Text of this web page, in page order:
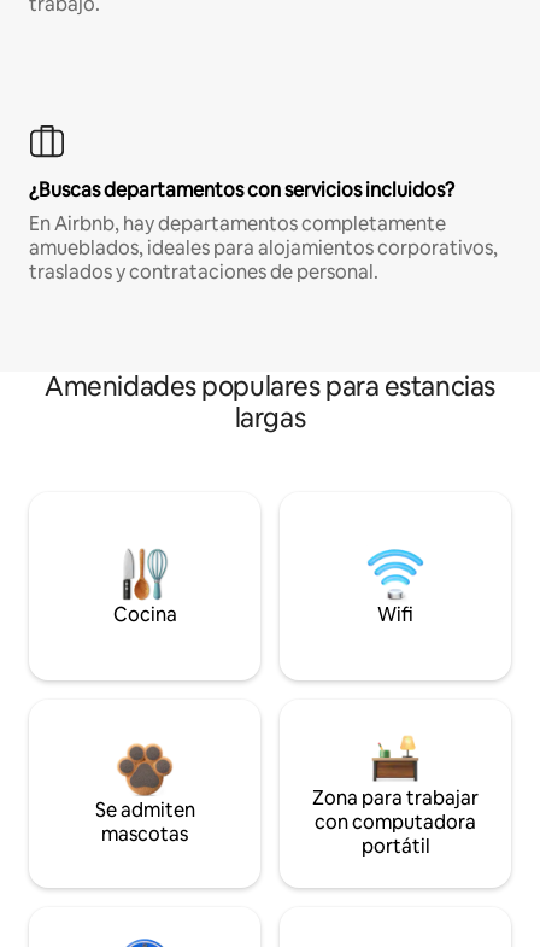
¿Buscas departamentos con servicios incluidos?
En Airbnb, hay departamentos completamente
amueblados, ideales para alojamientos corporativos,
traslados y contrataciones de personal.
Amenidades populares para estancias
largas
Cocina Wifi
Se admiten
mascotas
Zona para trabajar
con computadora
portátil